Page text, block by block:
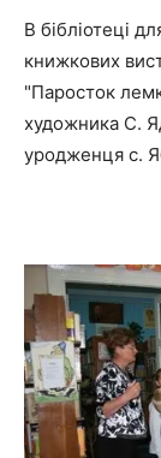
В бібліотеці
книжкових
"Паросток
художника С.
уродженця с.